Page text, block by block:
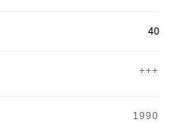
40
+++
1990